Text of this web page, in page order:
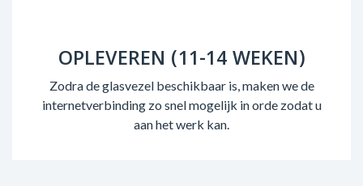
OPLEVEREN (11-14 WEKEN)
Zodra de glasvezel beschikbaar is, maken we de
internetverbinding zo snel mogelijk in orde zodat u
aan het werk kan.